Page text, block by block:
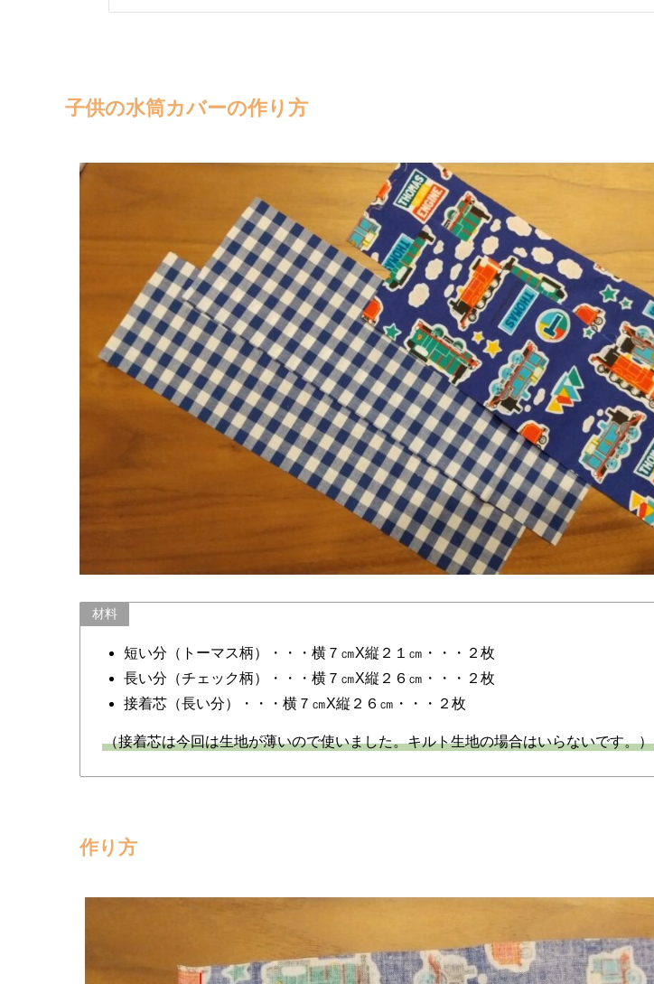
子供の水筒カバーの作り方
材料
短い分（トーマス柄）・・・横７㎝X縦２１㎝・・・２枚
長い分（チェック柄）・・・横７㎝X縦２６㎝・・・２枚
接着芯（長い分）・・・横７㎝X縦２６㎝・・・２枚
（接着芯は今回は生地が薄いので使いました。キルト生地の場合はいらないです。）
作り方